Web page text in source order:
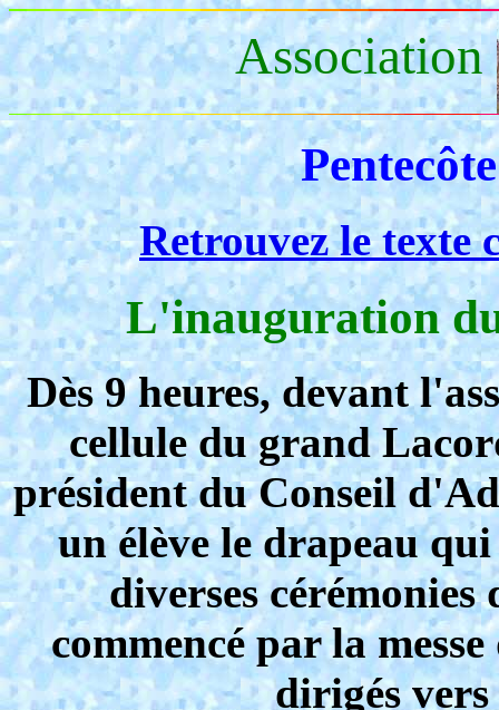
Association
Retrouvez le texte
L'inauguration
Dès 9 heures, devant
cellule du grand
président du Conseil
un élève le drapeau
diverses
commencé par la
dirigés vers